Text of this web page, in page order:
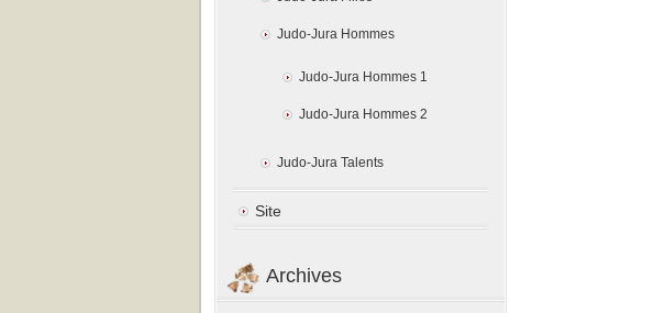
Judo-Jura Hommes
Judo-Jura Hommes 1
Judo-Jura Hommes 2
Judo-Jura Talents
Site
Archives